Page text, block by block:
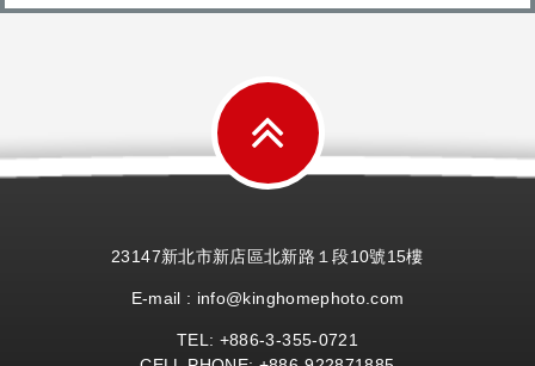
23147新北市新店區北新路１段10號15樓
E-mail : info@kinghomephoto.com
TEL: +886-3-355-0721